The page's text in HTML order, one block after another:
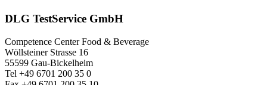
DLG TestService GmbH
Competence Center Food & Beverage
Wöllsteiner Strasse 16
55599 Gau-Bickelheim
Tel +49 6701 200 35 0